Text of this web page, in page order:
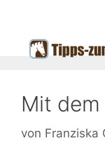
springen
Mit
von Franziska